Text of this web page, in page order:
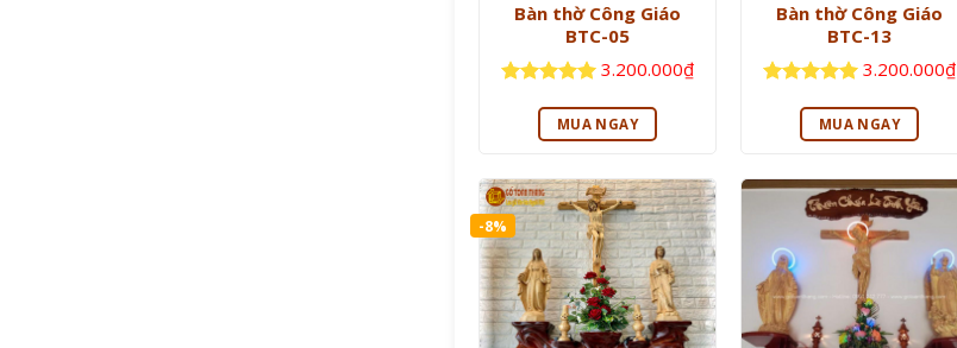
Bàn thờ Công Giáo
BTC-05
hạng
5
3.200.000₫
MUA NGAY
Bàn thờ Công Giáo
BTC-13
hạng
5
3.200.000₫
MUA NGAY
-8%